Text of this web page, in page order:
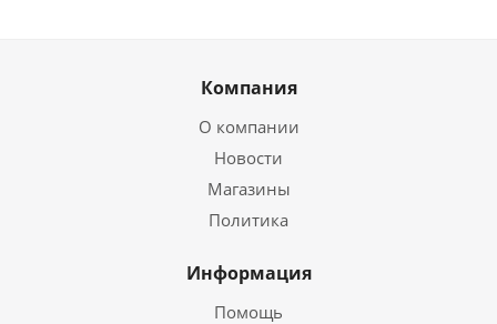
Компания
О компании
Новости
Магазины
Политика
Информация
Помощь